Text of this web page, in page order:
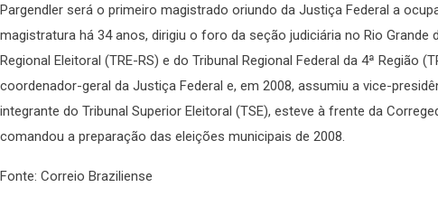
Pargendler será o primeiro magistrado oriundo da Justiça Federal a
magistratura há 34 anos, dirigiu o foro da seção judiciária no Rio Grande
Regional Eleitoral (TRE-RS) e do Tribunal Regional Federal da 4ª Região
coordenador-geral da Justiça Federal e, em 2008, assumiu a vice-
integrante do Tribunal Superior Eleitoral (TSE), esteve à frente da
comandou a preparação das eleições municipais de 2008.
Fonte: Correio Braziliense